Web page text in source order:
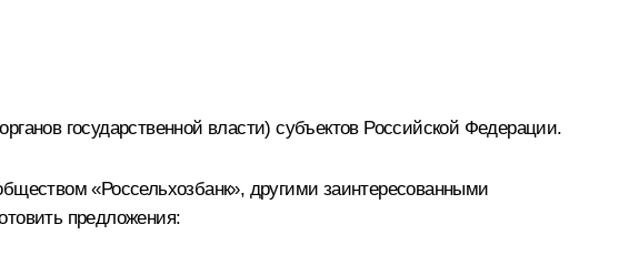
государственной власти) субъектов Российской Федерации.
«Россельхозбанк», другими заинтересованными
предложения: